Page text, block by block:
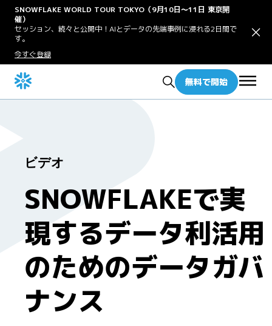
SNOWFLAKE WORLD TOUR TOKYO（9月10日〜11日 東京開
催）
セッション、続々と公開中！AIとデータの先端事例に浸れる2日間で
す。
今すぐ登録
無料で開始
ビデオ
SNOWFLAKEで実
現するデータ利活用
のためのデータガバ
ナンス